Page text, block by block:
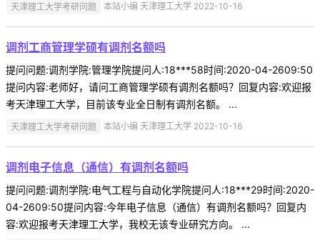
天津理工大学考研问题 本站小编 天津理工大学 2022-10-16
调剂工商管理学硕有调剂名额吗
提问问题:调剂学院:管理学院提问人:18***58时间:2020-04-2609:50
提问内容:老师好，请问工商管理学硕有调剂名额吗？回复内容:欢迎报
考天津理工大学，目前该专业全日制有调剂名额。 ...
天津理工大学考研问题 本站小编 天津理工大学 2022-10-16
调剂电子信息（通信）有调剂名额吗
提问问题:调剂学院:电气工程与自动化学院提问人:18***29时间:2020-
04-2609:50提问内容:今年电子信息（通信）有调剂名额吗？回复内
容:欢迎报考天津理工大学，我校无该专业研究方向。 ...